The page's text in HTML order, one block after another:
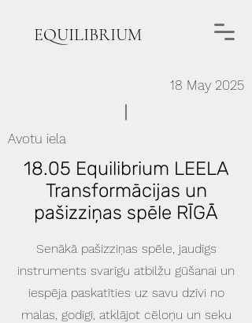
EQUILIBRIUM
18 May 2025
Avotu iela
18.05 Equilibrium LEELA
Transformācijas un
pašizziņas spēle RĪGĀ
Senākā pašizziņas spēle, jaudīgs
instruments svarīgu atbilžu gūšanai un
iespēja paskatīties uz savu dzīvi no
malas, godīgi, atklājot cēloņu un seku